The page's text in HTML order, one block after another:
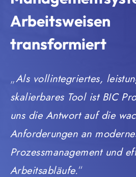
Arbeitsweisen
transformiert
Als vollintegriertes,
skalierbares Tool ist BIC
uns die Antwort auf die
Anforderungen an
Prozessmanagement und
Arbeitsabläufe.